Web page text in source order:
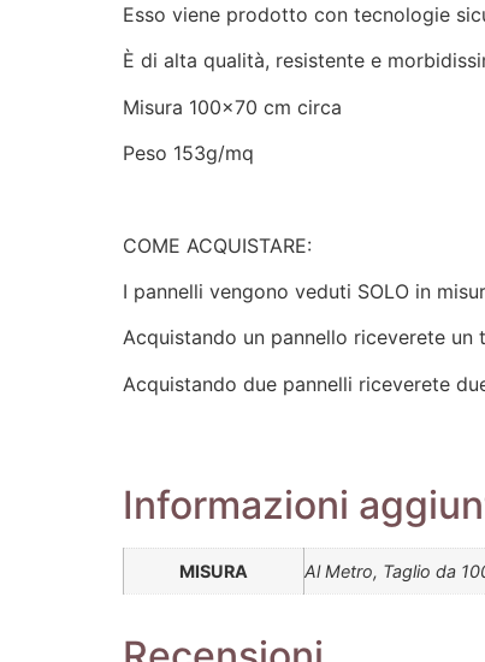
Esso viene prodotto con tecnologie
È di alta qualità, resistente e
Misura 100×70 cm circa
Peso 153g/mq
COME ACQUISTARE:
I pannelli vengono veduti SOLO in
Acquistando un pannello riceverete
Acquistando due pannelli riceverete
Informazioni
MISURA Al Metro, Taglio da